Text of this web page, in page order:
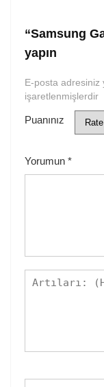
“Samsung
yapın
E-posta adresiniz
işaretlenmişlerdir
Puanınız
Yorumun *